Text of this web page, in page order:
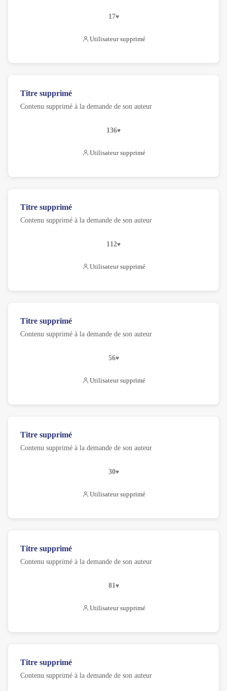
17
Utilisateur supprimé
Titre supprimé
Contenu supprimé à la demande de son auteur
136
Utilisateur supprimé
Titre supprimé
Contenu supprimé à la demande de son auteur
112
Utilisateur supprimé
Titre supprimé
Contenu supprimé à la demande de son auteur
56
Utilisateur supprimé
Titre supprimé
Contenu supprimé à la demande de son auteur
30
Utilisateur supprimé
Titre supprimé
Contenu supprimé à la demande de son auteur
81
Utilisateur supprimé
Titre supprimé
Contenu supprimé à la demande de son auteur